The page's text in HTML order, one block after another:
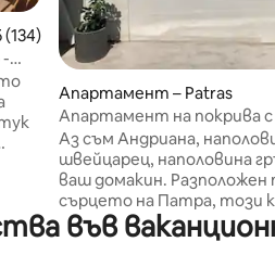
оценка: 5 от 5, 134 отзива
(134)
☀️
Апартамент – Patras
Апартамент на покрива с
Аз съм Андриана,
швейцарец, наполовина
ваш домакин. Разположен
сърцето на Патра, този
мезонет с 2 спални се
предвоенна сграда, която
принадлежала на моя
във